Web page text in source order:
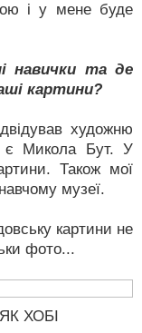
і у мене буде
навички та де
картини?
художню
є Микола Бут. У
Також мої
музеї.
картини не
фото...
ХОБІ